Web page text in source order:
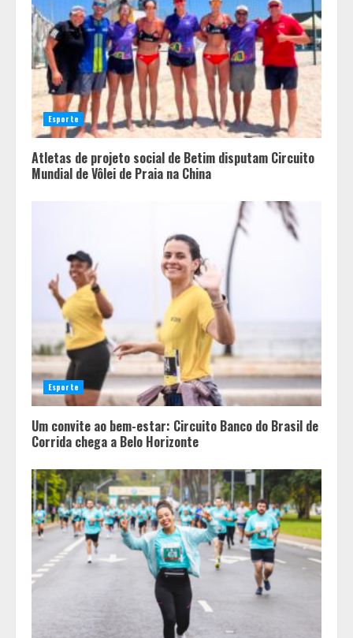
Esporte
Atletas de projeto social de Betim disputam Circuito
Mundial de Vôlei de Praia na China
Esporte
Um convite ao bem-estar: Circuito Banco do Brasil de
Corrida chega a Belo Horizonte
Pesquisa revela atual perfil
universitário: adultos que
conciliam estudo, trabalho e
família